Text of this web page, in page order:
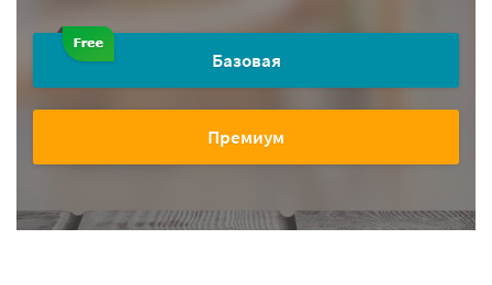
Базовая
Премиум